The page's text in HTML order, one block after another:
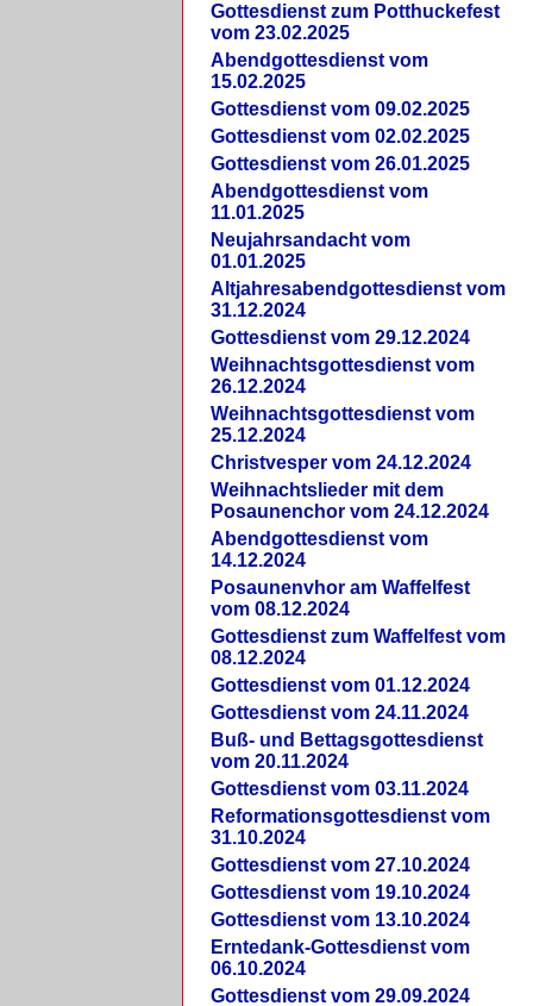
Gottesdienst zum Potthuckefest
vom 23.02.2025
Abendgottesdienst vom
15.02.2025
Gottesdienst vom 09.02.2025
Gottesdienst vom 02.02.2025
Gottesdienst vom 26.01.2025
Abendgottesdienst vom
11.01.2025
Neujahrsandacht vom
01.01.2025
Altjahresabendgottesdienst vom
31.12.2024
Gottesdienst vom 29.12.2024
Weihnachtsgottesdienst vom
26.12.2024
Weihnachtsgottesdienst vom
25.12.2024
Christvesper vom 24.12.2024
Weihnachtslieder mit dem
Posaunenchor vom 24.12.2024
Abendgottesdienst vom
14.12.2024
Posaunenvhor am Waffelfest
vom 08.12.2024
Gottesdienst zum Waffelfest vom
08.12.2024
Gottesdienst vom 01.12.2024
Gottesdienst vom 24.11.2024
Buß- und Bettagsgottesdienst
vom 20.11.2024
Gottesdienst vom 03.11.2024
Reformationsgottesdienst vom
31.10.2024
Gottesdienst vom 27.10.2024
Gottesdienst vom 19.10.2024
Gottesdienst vom 13.10.2024
Erntedank-Gottesdienst vom
06.10.2024
Gottesdienst vom 29.09.2024